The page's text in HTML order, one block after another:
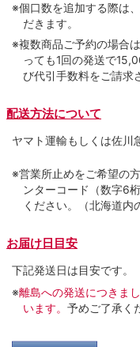
※個口数を追加する際は
だきます。
※複数商品ご予約の場合
っても1回の発送で
び代引手数料をご請求
配送方法について
ヤマト運輸もしくは佐川
※営業所止めをご希望の
ンターコード（数字6
ください。（北海道内
お届け日目安
下記発送日は目安です。
※離島への発送につきま
います。 予めご了承く